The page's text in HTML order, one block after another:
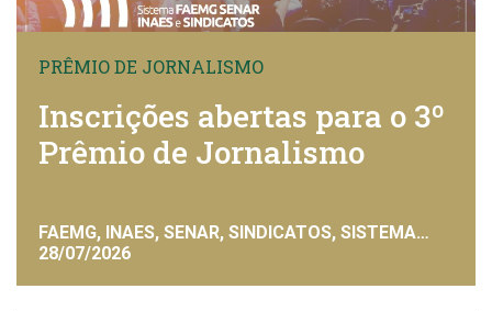
PRÊMIO DE JORNALISMO
Inscrições abertas para o 3º
Prêmio de Jornalismo
FAEMG, INAES, SENAR, SINDICATOS, SISTEMA
FAEMG
28/07/2026